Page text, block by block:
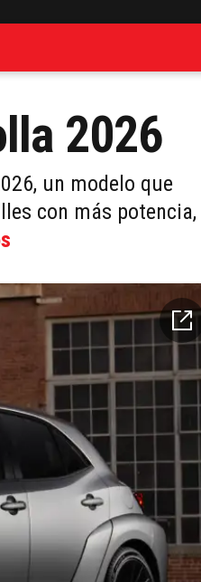
2026
un modelo que
con más potencia,